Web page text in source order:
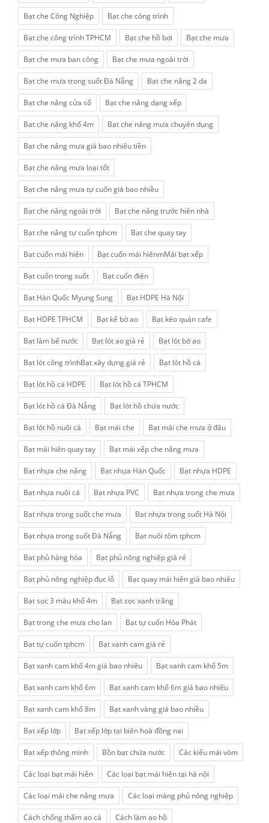
Bạt che Công Nghiệp Bạt che công trình
Bạt che công trình TPHCM Bạt che hồ bơi Bạt che mưa
Bạt che mưa ban công Bạt che mưa ngoài trời
Bạt che mưa trong suốt Đà Nẵng Bạt che nắng 2 da
Bạt che nắng cửa sổ Bạt che nắng dạng xếp
Bạt che nắng khổ 4m Bạt che nắng mưa chuyên dụng
Bạt che nắng mưa giá bao nhiêu tiền
Bạt che nắng mưa loại tốt
Bạt che nắng mưa tự cuốn giá bao nhiều
Bạt che nắng ngoài trời Bạt che nắng trước hiên nhà
Bạt che nắng tự cuốn tphcm Bạt che quay tay
Bạt cuốn mái hiên Bạt cuốn mái hiênmMái bạt xếp
Bạt cuốn trong suốt Bạt cuốn điện
Bạt Hàn Quốc Myung Sung Bạt HDPE Hà Nội
Bạt HDPE TPHCM Bạt kế bờ ao Bạt kéo quán cafe
Bạt làm bể nước Bạt lót ao giá rẻ Bạt lót bờ ao
Bạt lót công trìnhBạt xây dựng giá rẻ Bạt lót hồ cá
Bạt lót hồ cá HDPE Bạt lót hồ cá TPHCM
Bạt lót hồ cá Đà Nẵng Bạt lót hồ chứa nước
Bạt lót hồ nuôi cá Bạt mái che Bạt mái che mưa ở đâu
Bạt mái hiên quay tay Bạt mái xếp che nắng mưa
Bạt nhựa che nắng Bạt nhựa Hàn Quốc Bạt nhựa HDPE
Bạt nhựa nuôi cá Bạt nhựa PVC Bạt nhựa trong che mưa
Bạt nhựa trong suốt che mưa Bạt nhựa trong suốt Hà Nội
Bạt nhựa trong suốt Đà Nẵng Bạt nuôi tôm tphcm
Bạt phủ hàng hóa Bạt phủ nông nghiệp giá rẻ
Bạt phủ nông nghiệp đục lỗ Bạt quay mái hiên giá bao nhiêu
Bạt sọc 3 màu khổ 4m Bạt sọc xanh trắng
Bạt trong che mưa cho lan Bạt tự cuốn Hòa Phát
Bạt tự cuốn tphcm Bạt xanh cam giá rẻ
Bạt xanh cam khổ 4m giá bao nhiêu Bạt xanh cam khổ 5m
Bạt xanh cam khổ 6m Bạt xanh cam khổ 6m giá bao nhiêu
Bạt xanh cam khổ 8m Bạt xanh vàng giá bao nhiều
Bạt xếp lớp Bạt xếp lớp tại biên hoà đồng nai
Bạt xếp thông minh Bồn bạt chứa nước Các kiểu mái vòm
Các loại bạt mái hiên Các loại bạt mái hiên tại hà nội
Các loại mái che nắng mưa Các loại màng phủ nông nghiệp
Cách chống thấm ao cá Cách làm ao hồ